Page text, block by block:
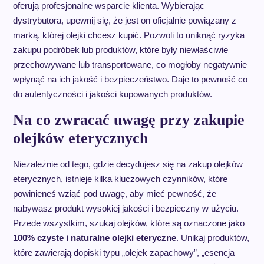
oferują profesjonalne wsparcie klienta. Wybierając
dystrybutora, upewnij się, że jest on oficjalnie powiązany z
marką, której olejki chcesz kupić. Pozwoli to uniknąć ryzyka
zakupu podróbek lub produktów, które były niewłaściwie
przechowywane lub transportowane, co mogłoby negatywnie
wpłynąć na ich jakość i bezpieczeństwo. Daje to pewność co
do autentyczności i jakości kupowanych produktów.
Na co zwracać uwagę przy zakupie
olejków eterycznych
Niezależnie od tego, gdzie decydujesz się na zakup olejków
eterycznych, istnieje kilka kluczowych czynników, które
powinieneś wziąć pod uwagę, aby mieć pewność, że
nabywasz produkt wysokiej jakości i bezpieczny w użyciu.
Przede wszystkim, szukaj olejków, które są oznaczone jako
100% czyste i naturalne olejki eteryczne. Unikaj produktów,
które zawierają dopiski typu „olejek zapachowy”, „esencja